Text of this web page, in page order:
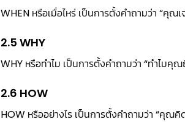
WHEN หรือเมื่อไหร่ เป็นการตั้งคำถามว่า “คุ
2.5 WHY
WHY หรือทำไม เป็นการตั้งคำถามว่า “ทำไม
2.6 HOW
HOW หรืออย่างไร เป็นการตั้งคำถามว่า “คุณ